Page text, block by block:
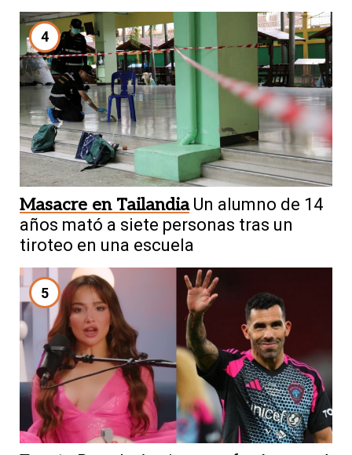
4
Masacre en Tailandia Un alumno de 14
años mató a siete personas tras un
tiroteo en una escuela
5